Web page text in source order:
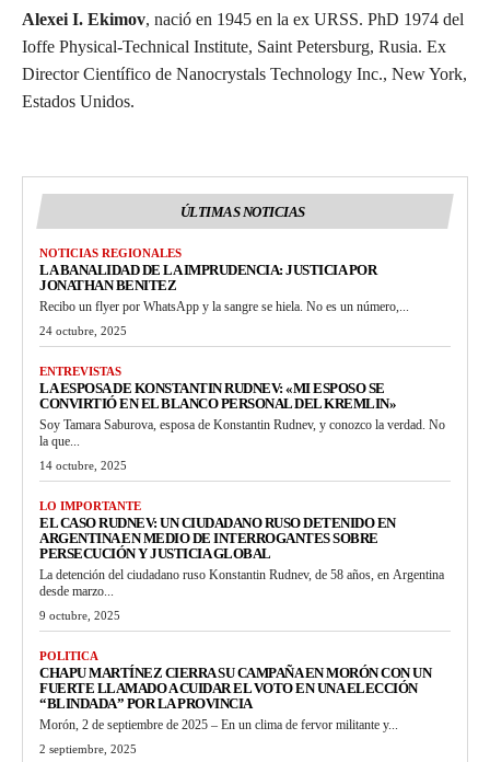
Alexei I. Ekimov, nació en 1945 en la ex URSS. PhD 1974 del
Ioffe Physical-Technical Institute, Saint Petersburg, Rusia. Ex
Director Científico de Nanocrystals Technology Inc., New York,
Estados Unidos.
ÚLTIMAS NOTICIAS
NOTICIAS REGIONALES
LA BANALIDAD DE LA IMPRUDENCIA: JUSTICIA POR
JONATHAN BENITEZ
Recibo un flyer por WhatsApp y la sangre se hiela. No es un número,...
24 octubre, 2025
ENTREVISTAS
LA ESPOSA DE KONSTANTIN RUDNEV: «MI ESPOSO SE
CONVIRTIÓ EN EL BLANCO PERSONAL DEL KREMLIN»
Soy Tamara Saburova, esposa de Konstantin Rudnev, y conozco la verdad. No
la que...
14 octubre, 2025
LO IMPORTANTE
EL CASO RUDNEV: UN CIUDADANO RUSO DETENIDO EN
ARGENTINA EN MEDIO DE INTERROGANTES SOBRE
PERSECUCIÓN Y JUSTICIA GLOBAL
La detención del ciudadano ruso Konstantin Rudnev, de 58 años, en Argentina
desde marzo...
9 octubre, 2025
POLITICA
CHAPU MARTÍNEZ CIERRA SU CAMPAÑA EN MORÓN CON UN
FUERTE LLAMADO A CUIDAR EL VOTO EN UNA ELECCIÓN
“BLINDADA” POR LA PROVINCIA
Morón, 2 de septiembre de 2025 – En un clima de fervor militante y...
2 septiembre, 2025